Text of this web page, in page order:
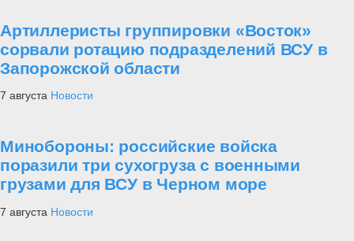
Артиллеристы группировки «Восток»
сорвали ротацию подразделений ВСУ в
Запорожской области
7 августа Новости
Минобороны: российские войска
поразили три сухогруза с военными
грузами для ВСУ в Черном море
7 августа Новости